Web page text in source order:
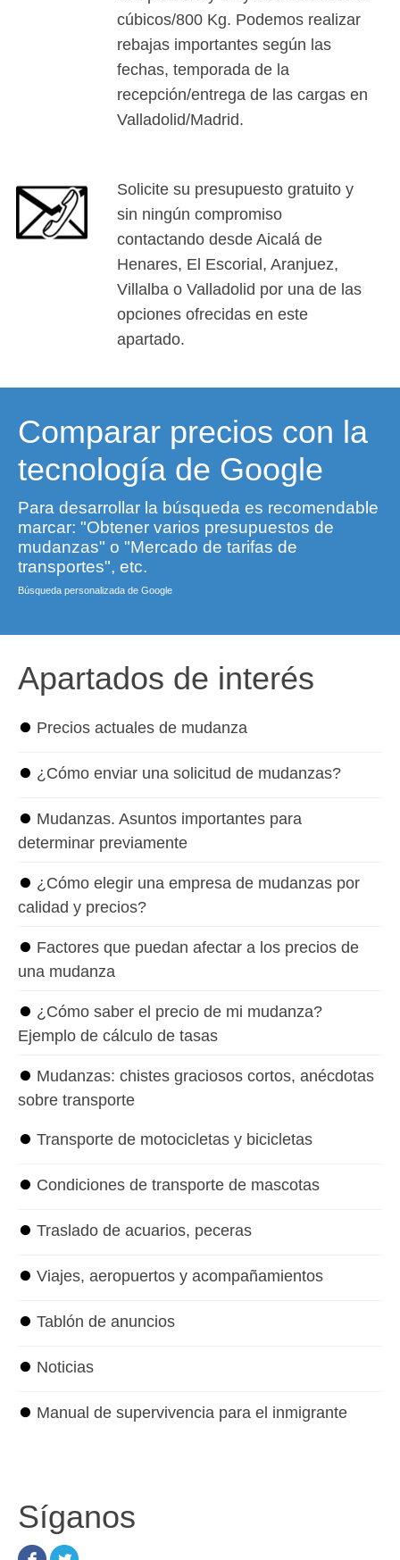
cúbicos/800 Kg. Podemos realizar
rebajas importantes según las
fechas, temporada de la
recepción/entrega de las cargas en
Valladolid/Madrid.
Solicite su presupuesto gratuito y
sin ningún compromiso
contactando desde Aicalá de
Henares, El Escorial, Aranjuez,
Villalba o Valladolid por una de las
opciones ofrecidas en este
apartado.
Comparar precios con la
tecnología de Google
Para desarrollar la búsqueda es recomendable
marcar: "Obtener varios presupuestos de
mudanzas" o "Mercado de tarifas de
transportes", etc.
Búsqueda personalizada de Google
Apartados de interés
⏺ Precios actuales de mudanza
⏺ ¿Cómo enviar una solicitud de mudanzas?
⏺ Mudanzas. Asuntos importantes para
determinar previamente
⏺ ¿Cómo elegir una empresa de mudanzas por
calidad y precios?
⏺ Factores que puedan afectar a los precios de
una mudanza
⏺ ¿Cómo saber el precio de mi mudanza?
Ejemplo de cálculo de tasas
⏺ Mudanzas: chistes graciosos cortos, anécdotas
sobre transporte
⏺ Transporte de motocicletas y bicicletas
⏺ Condiciones de transporte de mascotas
⏺ Traslado de acuarios, peceras
⏺ Viajes, aeropuertos y acompañamientos
⏺ Tablón de anuncios
⏺ Noticias
⏺ Manual de supervivencia para el inmigrante
Síganos